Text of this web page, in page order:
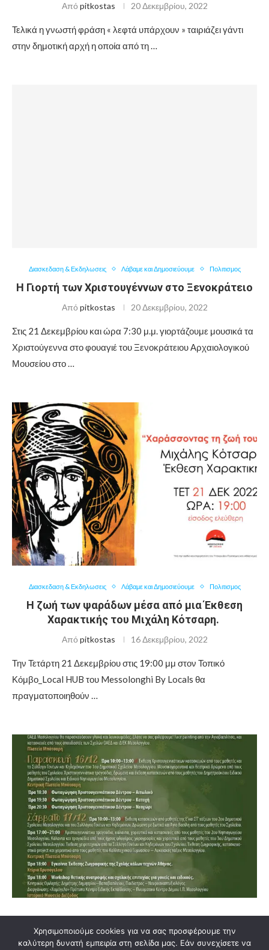
Από pitkostas 20 Δεκεμβρίου, 2022
Τελικά η γνωστή φράση « λεφτά υπάρχουν » ταιριάζει γάντι
στην δημοτική αρχή η οποία από τη …
Διασκεδαση & Εκδηλωσεις Λάβαμε και Δημοσιεύουμε Πολιτισμος
Η Γιορτή των Χριστουγέννων στο Ξενοκράτειο
Από pitkostas 20 Δεκεμβρίου, 2022
Στις 21 Δεκεμβρίου και ώρα 7:30 μ.μ. γιορτάζουμε μουσικά τα
Χριστούγεννα στο φουαγιέ του Ξενοκράτειου Αρχαιολογικού
Μουσείου στο …
Διασκεδαση & Εκδηλωσεις Λάβαμε και Δημοσιεύουμε Πολιτισμος
Η ζωή των ψαράδων μέσα από μια Έκθεση
Χαρακτικής του Μιχάλη Κότσαρη.
Από pitkostas 16 Δεκεμβρίου, 2022
Την Τετάρτη 21 Δεκεμβρίου στις 19:00 μμ στον Τοπικό
Κόμβο_Local HUB του Messolonghi By Locals θα
πραγματοποιηθούν …
Πρόγραμμα εκδηλώσεων Δήμου ΙΠ
Χρησιμοποιούμε cookies για να σας προσφέρουμε την
καλύτερη δυνατή εμπειρία στη σελίδα μας. Εάν συνεχίσετε να